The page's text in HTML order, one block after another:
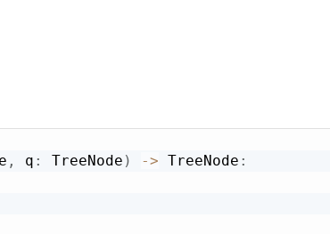
, q : TreeNode ) -> TreeNode :